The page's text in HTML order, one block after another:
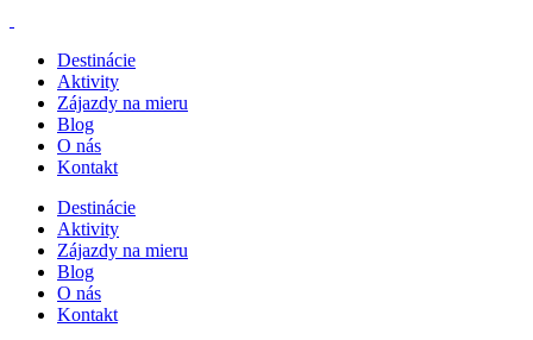
Destinácie
Aktivity
Zájazdy na mieru
Blog
O nás
Kontakt
Destinácie
Aktivity
Zájazdy na mieru
Blog
O nás
Kontakt